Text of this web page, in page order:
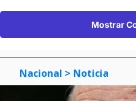
Mostrar
Nacional > Noticia